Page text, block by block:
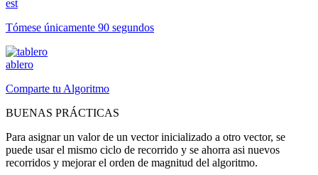
est
Tómese únicamente 90 segundos
ablero
Comparte tu Algoritmo
BUENAS PRÁCTICAS
Para asignar un valor de un vector inicializado a otro vector, se
puede usar el mismo ciclo de recorrido y se ahorra asi nuevos
recorridos y mejorar el orden de magnitud del algoritmo.